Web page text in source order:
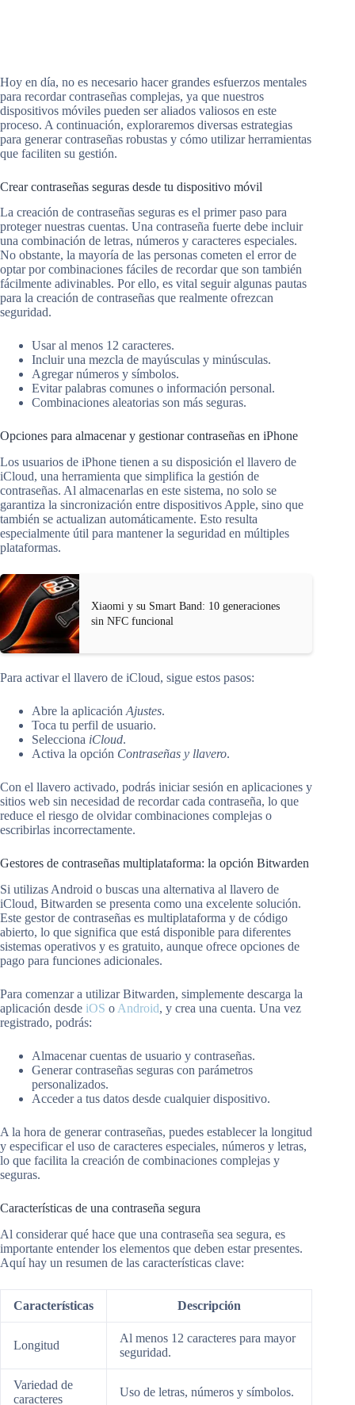
Hoy en día, no es necesario hacer grandes esfuerzos mentales
para recordar contraseñas complejas, ya que nuestros
dispositivos móviles pueden ser aliados valiosos en este
proceso. A continuación, exploraremos diversas estrategias
para generar contraseñas robustas y cómo utilizar herramientas
que faciliten su gestión.
Crear contraseñas seguras desde tu dispositivo móvil
La creación de contraseñas seguras es el primer paso para
proteger nuestras cuentas. Una contraseña fuerte debe incluir
una combinación de letras, números y caracteres especiales.
No obstante, la mayoría de las personas cometen el error de
optar por combinaciones fáciles de recordar que son también
fácilmente adivinables. Por ello, es vital seguir algunas pautas
para la creación de contraseñas que realmente ofrezcan
seguridad.
Usar al menos 12 caracteres.
Incluir una mezcla de mayúsculas y minúsculas.
Agregar números y símbolos.
Evitar palabras comunes o información personal.
Combinaciones aleatorias son más seguras.
Opciones para almacenar y gestionar contraseñas en iPhone
Los usuarios de iPhone tienen a su disposición el llavero de
iCloud, una herramienta que simplifica la gestión de
contraseñas. Al almacenarlas en este sistema, no solo se
garantiza la sincronización entre dispositivos Apple, sino que
también se actualizan automáticamente. Esto resulta
especialmente útil para mantener la seguridad en múltiples
plataformas.
Xiaomi y su Smart Band: 10 generaciones
sin NFC funcional
Para activar el llavero de iCloud, sigue estos pasos:
Abre la aplicación Ajustes.
Toca tu perfil de usuario.
Selecciona iCloud.
Activa la opción Contraseñas y llavero.
Con el llavero activado, podrás iniciar sesión en aplicaciones y
sitios web sin necesidad de recordar cada contraseña, lo que
reduce el riesgo de olvidar combinaciones complejas o
escribirlas incorrectamente.
Gestores de contraseñas multiplataforma: la opción Bitwarden
Si utilizas Android o buscas una alternativa al llavero de
iCloud, Bitwarden se presenta como una excelente solución.
Este gestor de contraseñas es multiplataforma y de código
abierto, lo que significa que está disponible para diferentes
sistemas operativos y es gratuito, aunque ofrece opciones de
pago para funciones adicionales.
Para comenzar a utilizar Bitwarden, simplemente descarga la
aplicación desde iOS o Android, y crea una cuenta. Una vez
registrado, podrás:
Almacenar cuentas de usuario y contraseñas.
Generar contraseñas seguras con parámetros
personalizados.
Acceder a tus datos desde cualquier dispositivo.
A la hora de generar contraseñas, puedes establecer la longitud
y especificar el uso de caracteres especiales, números y letras,
lo que facilita la creación de combinaciones complejas y
seguras.
Características de una contraseña segura
Al considerar qué hace que una contraseña sea segura, es
importante entender los elementos que deben estar presentes.
Aquí hay un resumen de las características clave:
Características Descripción
Longitud
Al menos 12 caracteres para mayor
seguridad.
Variedad de
caracteres
Uso de letras, números y símbolos.